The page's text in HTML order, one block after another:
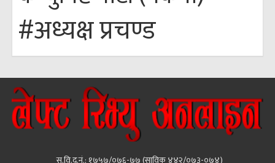
#अध्यक्ष प्रचण्ड
सु.वि.द.नं.: १७५७/०७६-७७ (साविक ४४२/०७३-०७४)